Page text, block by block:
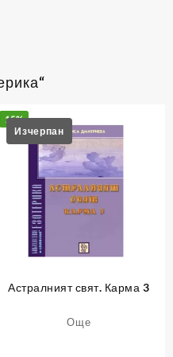
15%
Астралният свят. Карма 3
Още